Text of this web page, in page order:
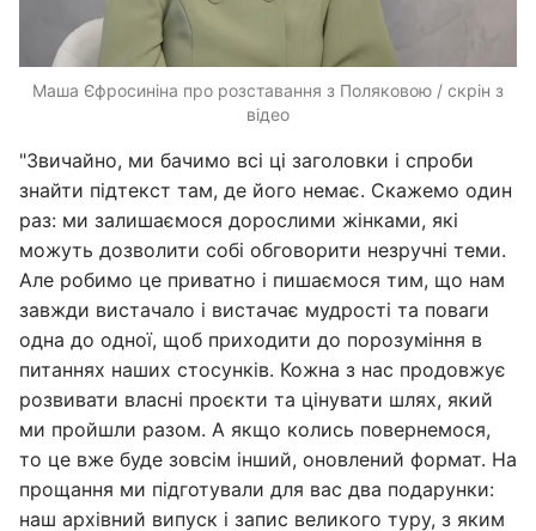
Маша Єфросиніна про розставання з Поляковою / скрін з
відео
"Звичайно, ми бачимо всі ці заголовки і спроби
знайти підтекст там, де його немає. Скажемо один
раз: ми залишаємося дорослими жінками, які
можуть дозволити собі обговорити незручні теми.
Але робимо це приватно і пишаємося тим, що нам
завжди вистачало і вистачає мудрості та поваги
одна до одної, щоб приходити до порозуміння в
питаннях наших стосунків. Кожна з нас продовжує
розвивати власні проєкти та цінувати шлях, який
ми пройшли разом. А якщо колись повернемося,
то це вже буде зовсім інший, оновлений формат. На
прощання ми підготували для вас два подарунки:
наш архівний випуск і запис великого туру, з яким